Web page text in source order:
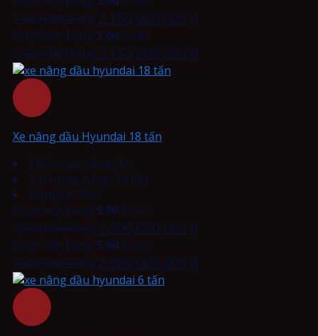
2,500,000,000₫ 2,150,000,000 ₫
Được xếp hạng 5.00 5 sao
2,500,000,000₫ 2,150,000,000 ₫
Xe nâng dầu Hyundai 18 tấn
Chiều cao nâng: 3m
Tải trọng nâng: 18 tấn
Động cơ: Dầu
Được xếp hạng 5.00 5 sao
2,500,000,000₫ 2,300,000,000 ₫
Được xếp hạng 5.00 5 sao
2,500,000,000₫ 2,300,000,000 ₫